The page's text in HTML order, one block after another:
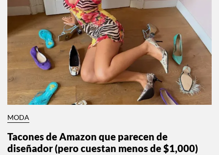
MODA
Tacones de Amazon que parecen de
diseñador (pero cuestan menos de $1,000)